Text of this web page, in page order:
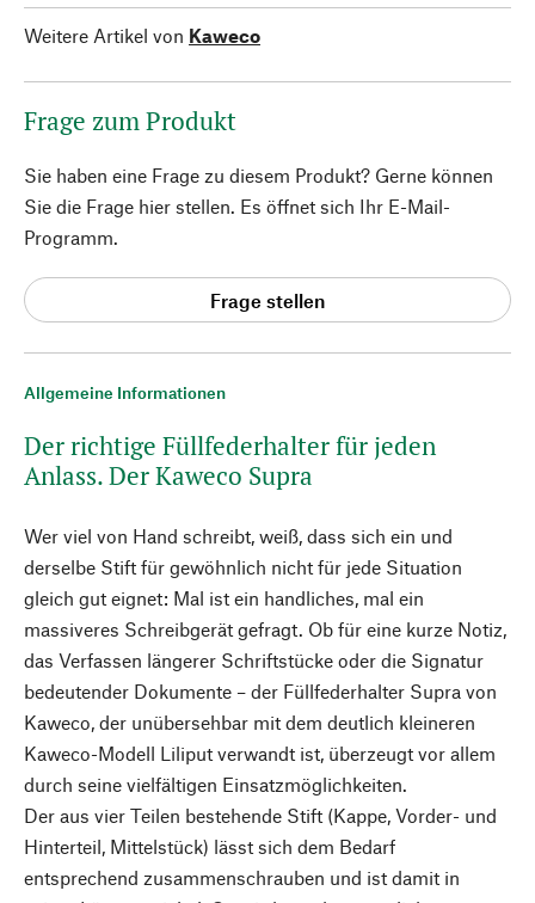
Allgemeine Informationen
Der richtige Füllfederhalter für jeden
Anlass. Der Kaweco Supra
Wer viel von Hand schreibt, weiß, dass sich ein und
derselbe Stift für gewöhnlich nicht für jede Situation
gleich gut eignet: Mal ist ein handliches, mal ein
massiveres Schreibgerät gefragt. Ob für eine kurze Notiz,
das Verfassen längerer Schriftstücke oder die Signatur
bedeutender Dokumente – der Füllfederhalter Supra von
Kaweco, der unübersehbar mit dem deutlich kleineren
Kaweco-Modell Liliput verwandt ist, überzeugt vor allem
durch seine vielfältigen Einsatzmöglichkeiten.
Der aus vier Teilen bestehende Stift (Kappe, Vorder- und
Hinterteil, Mittelstück) lässt sich dem Bedarf
entsprechend zusammenschrauben und ist damit in
Weitere Artikel von Kaweco
Frage zum Produkt
Sie haben eine Frage zu diesem Produkt? Gerne können
Sie die Frage hier stellen. Es öffnet sich Ihr E-Mail-
Programm.
Frage stellen